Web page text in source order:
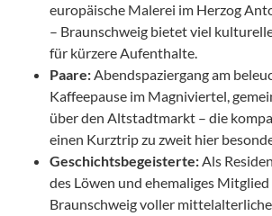
europäische Malerei im Herzog
– Braunschweig bietet viel
für kürzere Aufenthalte.
Paare:Abendspaziergang am
Kaffeepause im Magniviertel,
über den Altstadtmarkt – die
einen Kurztrip zu zweit hier
Geschichtsbegeisterte:Als
des Löwen und ehemaliges
Braunschweig voller